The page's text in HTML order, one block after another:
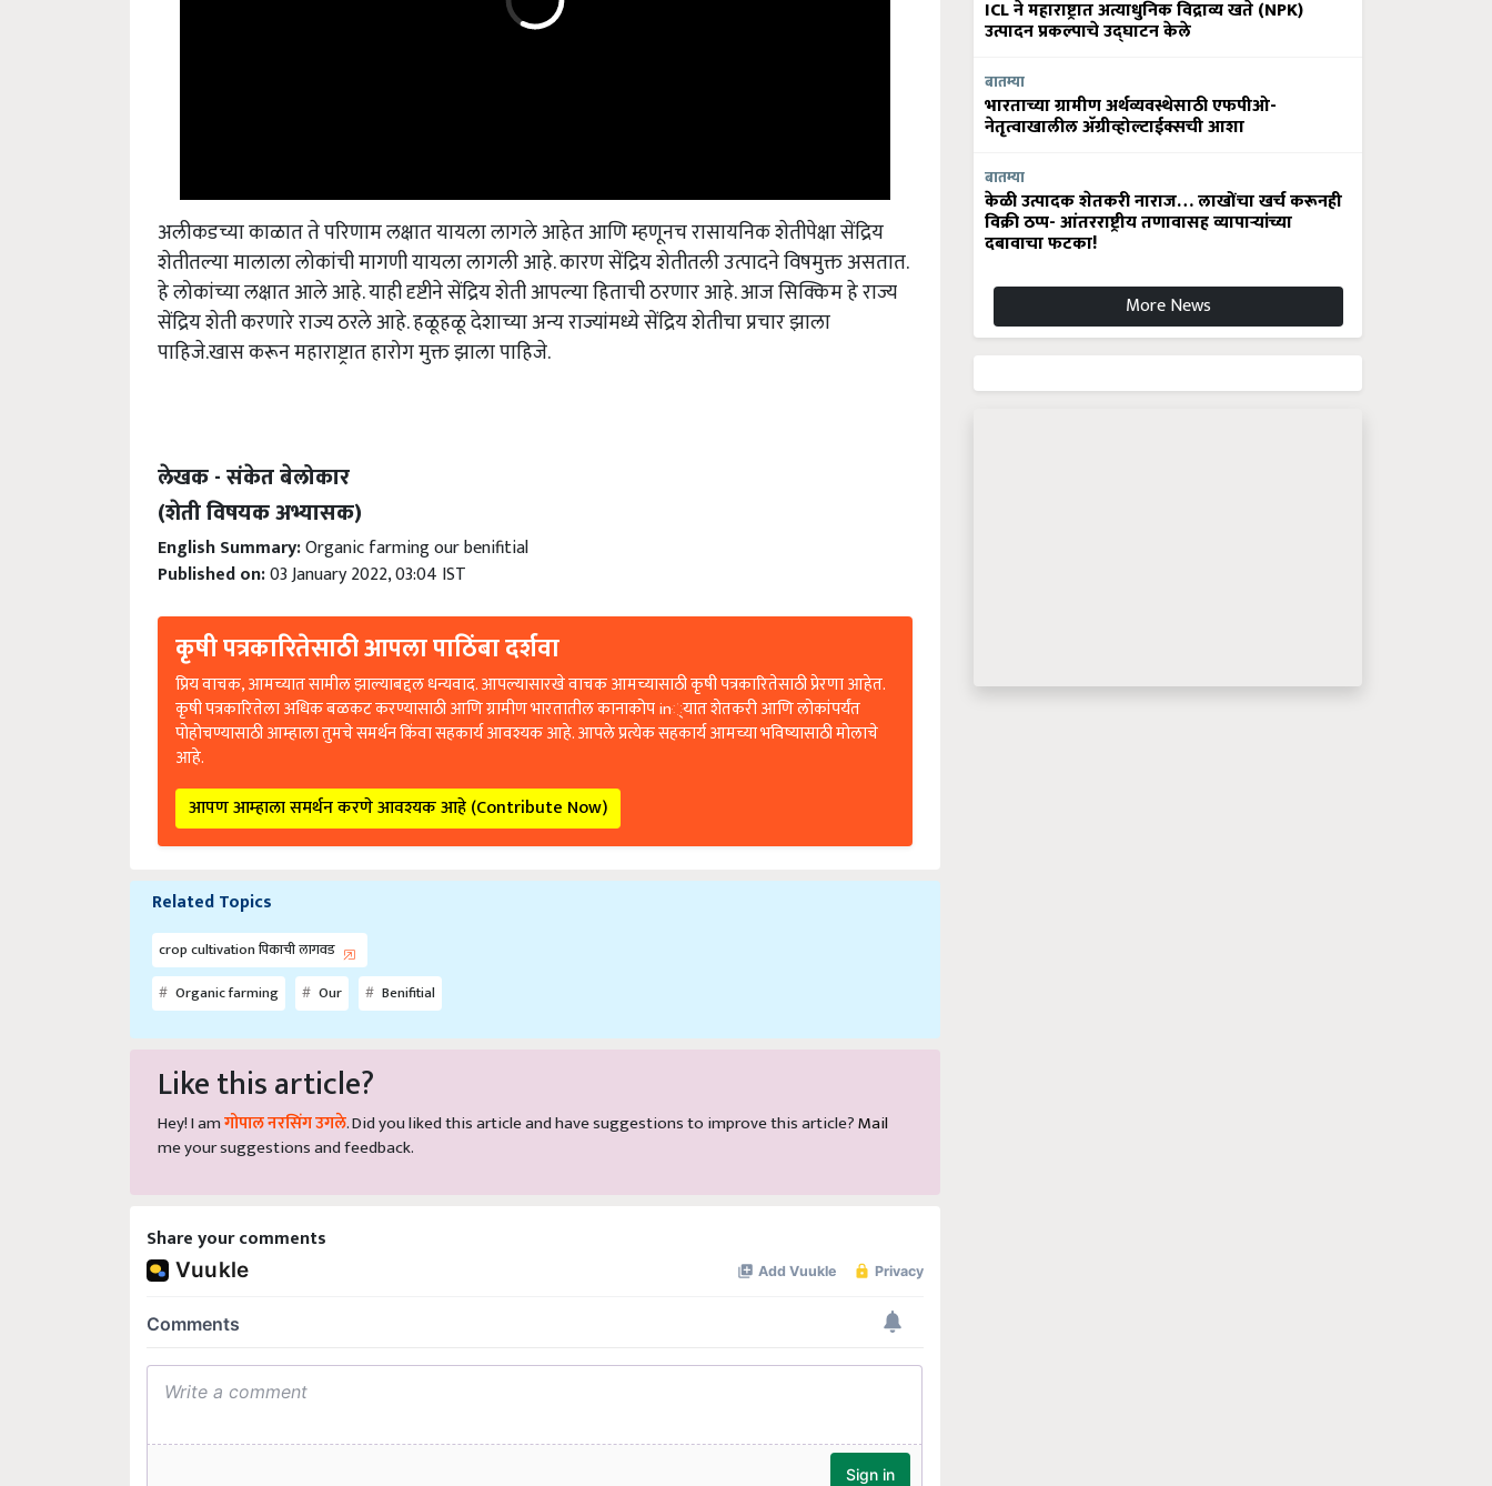
अलीकडच्या काळात ते परिणाम लक्षात यायला लागले आहेत आणि म्हणूनच रासायनिक शेतीपेक्षा सेंद्रिय
शेतीतल्या मालाला लोकांची मागणी यायला लागली आहे. कारण सेंद्रिय शेतीतली उत्पादने विषमुक्त असतात.
हे लोकांच्या लक्षात आले आहे. याही दृष्टीने सेंद्रिय शेती आपल्या हिताची ठरणार आहे. आज सिक्किम हे राज्य
सेंद्रिय शेती करणारे राज्य ठरले आहे. हळूहळू देशाच्या अन्य राज्यांमध्ये सेंद्रिय शेतीचा प्रचार झाला
पाहिजे.खास करून महाराष्ट्रात हारोग मुक्त झाला पाहिजे.
लेखक - संकेत बेलोकार
(शेती विषयक अभ्यासक)
English Summary: Organic farming our benifitial
Published on:03 January 2022, 03:04 IST
कृषी पत्रकारितेसाठी आपला पाठिंबा दर्शवा
प्रिय वाचक, आमच्यात सामील झाल्याबद्दल धन्यवाद. आपल्यासारखे वाचक आमच्यासाठी कृषी पत्रकारितेसाठी प्रेरणा आहेत.
कृषी पत्रकारितेला अधिक बळकट करण्यासाठी आणि ग्रामीण भारतातील कानाकोप in्यात शेतकरी आणि लोकांपर्यंत
पोहोचण्यासाठी आम्हाला तुमचे समर्थन किंवा सहकार्य आवश्यक आहे. आपले प्रत्येक सहकार्य आमच्या भविष्यासाठी मोलाचे
आहे.
आपण आम्हाला समर्थन करणे आवश्यक आहे (Contribute Now)
Related Topics
crop cultivation पिकाची लागवड
Organic farming
Our Benifitial
Like this article?
Hey! I am गोपाल नरसिंग उगले . Did you liked this article and have suggestions to improve this article? Mail
me your suggestions and feedback.
Share your comments
ICL ने महाराष्ट्रात अत्याधुनिक विद्राव्य खते (NPK)
उत्पादन प्रकल्पाचे उद्घाटन केले
बातम्या
भारताच्या ग्रामीण अर्थव्यवस्थेसाठी एफपीओ-
नेतृत्वाखालील अ‍ॅग्रीव्होल्टाईक्सची आशा
बातम्या
केळी उत्पादक शेतकरी नाराज… लाखोंचा खर्च करूनही
विक्री ठप्प- आंतरराष्ट्रीय तणावासह व्यापाऱ्यांच्या
दबावाचा फटका!
More News